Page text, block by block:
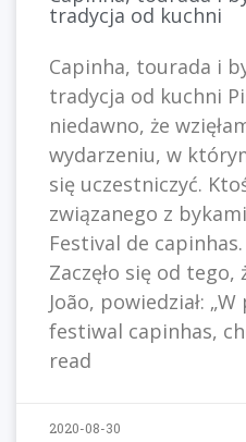
tradycja od kuchni
Capinha, tourada i
tradycja od kuchni
niedawno, że
wydarzeniu, w
się uczestniczyć.
związanego z
Festival de
Zaczęło się od tego,
João, powiedział:
festiwal capinhas,
read
2020-08-30